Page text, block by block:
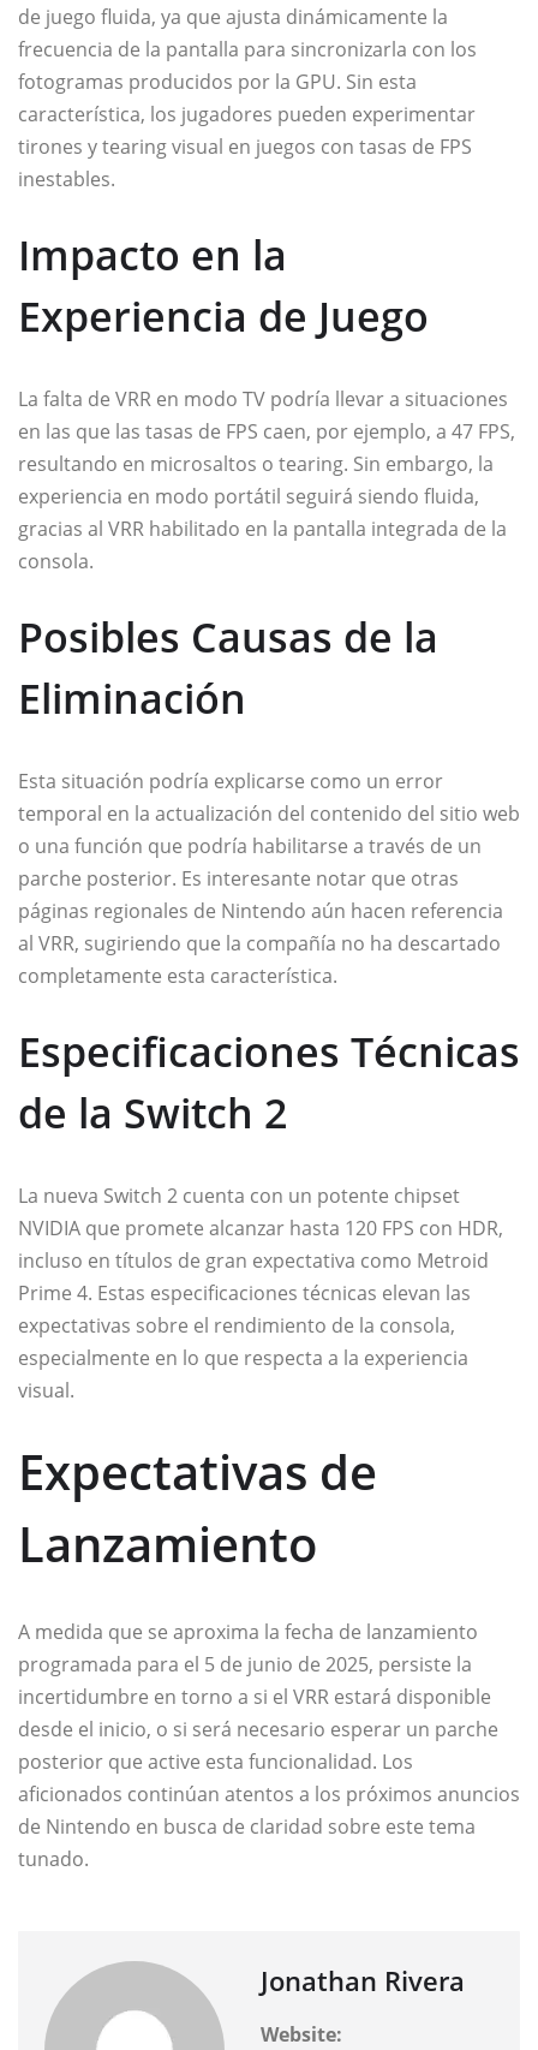
de juego fluida, ya que ajusta dinámicamente la
frecuencia de la pantalla para sincronizarla con los
fotogramas producidos por la GPU. Sin esta
característica, los jugadores pueden experimentar
tirones y tearing visual en juegos con tasas de FPS
inestables.
Impacto en la
Experiencia de Juego
La falta de VRR en modo TV podría llevar a situaciones
en las que las tasas de FPS caen, por ejemplo, a 47 FPS,
resultando en microsaltos o tearing. Sin embargo, la
experiencia en modo portátil seguirá siendo fluida,
gracias al VRR habilitado en la pantalla integrada de la
consola.
Posibles Causas de la
Eliminación
Esta situación podría explicarse como un error
temporal en la actualización del contenido del sitio web
o una función que podría habilitarse a través de un
parche posterior. Es interesante notar que otras
páginas regionales de Nintendo aún hacen referencia
al VRR, sugiriendo que la compañía no ha descartado
completamente esta característica.
Especificaciones Técnicas
de la Switch 2
La nueva Switch 2 cuenta con un potente chipset
NVIDIA que promete alcanzar hasta 120 FPS con HDR,
incluso en títulos de gran expectativa como Metroid
Prime 4. Estas especificaciones técnicas elevan las
expectativas sobre el rendimiento de la consola,
especialmente en lo que respecta a la experiencia
visual.
Expectativas de
Lanzamiento
A medida que se aproxima la fecha de lanzamiento
programada para el 5 de junio de 2025, persiste la
incertidumbre en torno a si el VRR estará disponible
desde el inicio, o si será necesario esperar un parche
posterior que active esta funcionalidad. Los
aficionados continúan atentos a los próximos anuncios
de Nintendo en busca de claridad sobre este tema
tunado.
Jonathan Rivera
Website: